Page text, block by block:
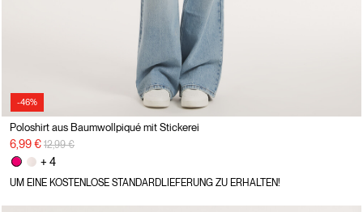
-46%
Poloshirt aus Baumwollpiqué mit Stickerei
6,99 € Preisreduzierung von
12,99 €auf
+ 4
UM EINE KOSTENLOSE STANDARDLIEFERUNG ZU ERHALTEN!